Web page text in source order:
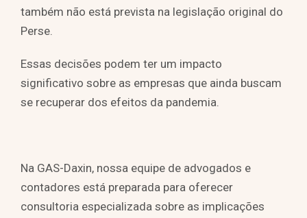
também não está prevista na legislação original do
Perse.
Essas decisões podem ter um impacto
significativo sobre as empresas que ainda buscam
se recuperar dos efeitos da pandemia.
Na GAS-Daxin, nossa equipe de advogados e
contadores está preparada para oferecer
consultoria especializada sobre as implicações